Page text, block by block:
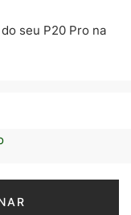
seu P20 Pro na